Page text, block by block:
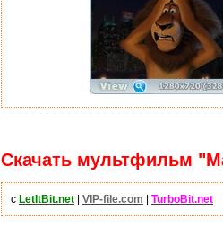
Скачать мультфильм
с LetItBit.net VIP-file.com TurboBit.net